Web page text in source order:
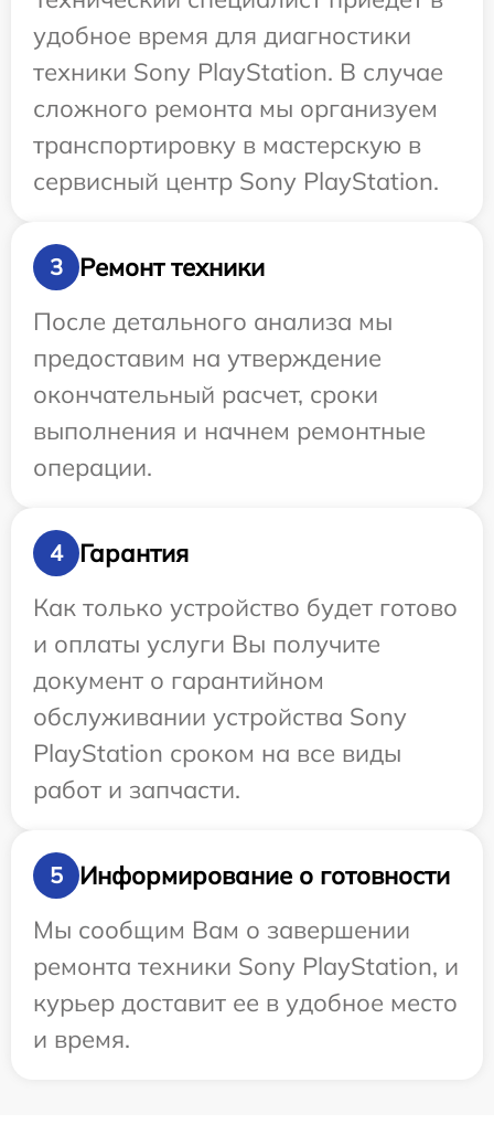
удобное время для диагностики
техники Sony PlayStation. В случае
сложного ремонта мы организуем
транспортировку в мастерскую в
сервисный центр Sony PlayStation.
3
Ремонт техники
После детального анализа мы
предоставим на утверждение
окончательный расчет, сроки
выполнения и начнем ремонтные
операции.
4
Гарантия
Как только устройство будет готово
и оплаты услуги Вы получите
документ о гарантийном
обслуживании устройства Sony
PlayStation сроком на все виды
работ и запчасти.
5
Информирование о готовности
Мы сообщим Вам о завершении
ремонта техники Sony PlayStation, и
курьер доставит ее в удобное место
и время.